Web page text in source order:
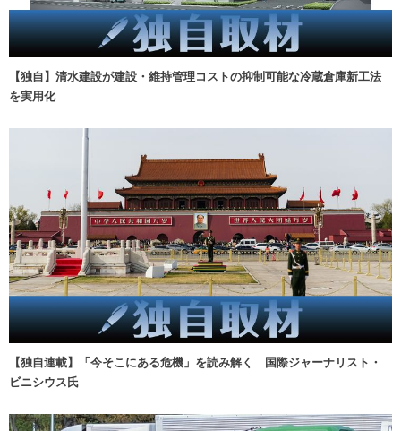
【独自】清水建設が建設・維持管理コストの抑制可能な冷蔵倉庫新工法
を実用化
【独自連載】「今そこにある危機」を読み解く 国際ジャーナリスト・
ビニシウス氏